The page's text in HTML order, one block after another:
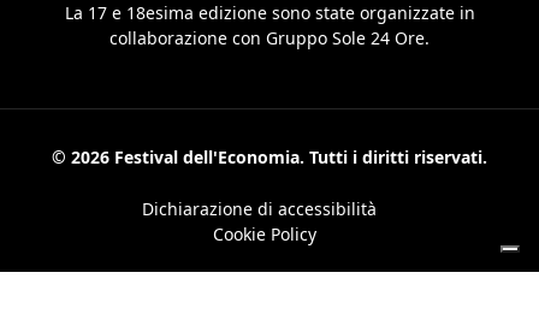
La 17 e 18esima edizione sono state organizzate in
collaborazione con Gruppo Sole 24 Ore.
© 2026 Festival dell'Economia. Tutti i diritti riservati.
Dichiarazione di accessibilità
Cookie Policy